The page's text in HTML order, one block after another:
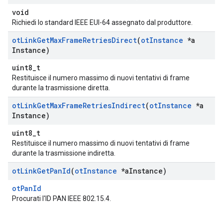
void
Richiedi lo standard IEEE EUI-64 assegnato dal produttore.
otLinkGetMaxFrameRetriesDirect(otInstance *a
Instance)
uint8_t
Restituisce il numero massimo di nuovi tentativi di frame
durante la trasmissione diretta.
otLinkGetMaxFrameRetriesIndirect(otInstance *a
Instance)
uint8_t
Restituisce il numero massimo di nuovi tentativi di frame
durante la trasmissione indiretta.
otLinkGetPanId(otInstance *aInstance)
otPanId
Procurati l'ID PAN IEEE 802.15.4.